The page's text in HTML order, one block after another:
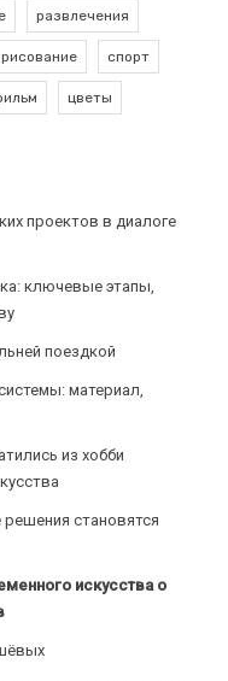
развлечения
рисование спорт
цветы
проектов в диалоге
ключевые этапы,
поездкой
материал,
из хобби
становятся
искусства о